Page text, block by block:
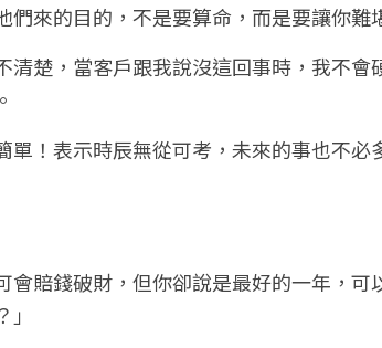
們來的目的，不是要算命，而是要讓你難
清楚，當客戶跟我說沒這回事時，我不會
單！表示時辰無從可考，未來的事也不必
會賠錢破財，但你卻說是最好的一年，可